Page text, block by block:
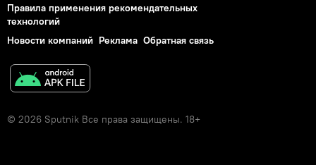
Правила применения рекомендательных
технологий
Новости компаний Реклама Обратная связь
© 2026 Sputnik Все права защищены. 18+